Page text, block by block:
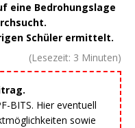
eine Bedrohungslage
Schüler ermittelt.
(Lesezeit: 3 Minuten)
BITS. Hier eventuell
sowie